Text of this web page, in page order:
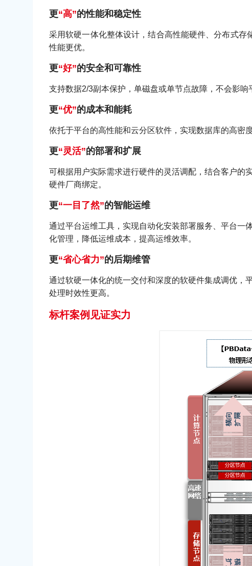
更“高”的性能和稳定性
采用软硬一体化整体设计，结合高性能硬件、分布式存
性能更优。
更“好”的安全和可靠性
支持数据2/3副本保护，单磁盘或单节点故障，不会影
更“优”的成本和能耗
依托于平台的高性能和云分区软件，实现数据库的高密
更“灵活”的部署和扩展
可根据用户实际需求进行硬件的灵活调配，结合客户的
硬件厂商绑定。
更“一目了然”的智能运维
通过平台运维工具，实现自动化安装部署服务、平台一
化管理，降低运维成本，提高运维效率。
更“省心省力”的后期维管
通过软硬一体化的统一交付和深度的软硬件集成调优，
处理时效性更高。
标杆案例见证实力